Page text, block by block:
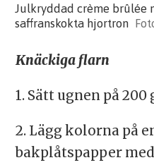
Julkryddad crème brûlée
saffranskokta hjortron
Knäckiga flarn
1. Sätt ugnen på 200
2. Lägg kolorna på
bakplåtspapper